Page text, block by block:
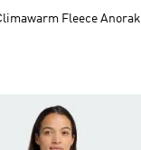
Fleece Anorak